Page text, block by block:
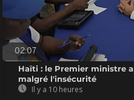
02:07
Haïti : le Premier ministre
malgré l'insécurité
Il y a 10 heures